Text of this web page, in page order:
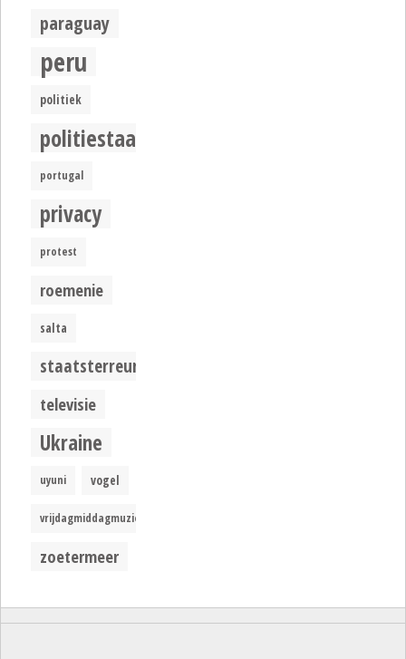
paraguay
peru
politiek
politiestaat
portugal
privacy
protest
roemenie
salta
staatsterreur
televisie
Ukraine
uyuni vogel
vrijdagmiddagmuziek
zoetermeer